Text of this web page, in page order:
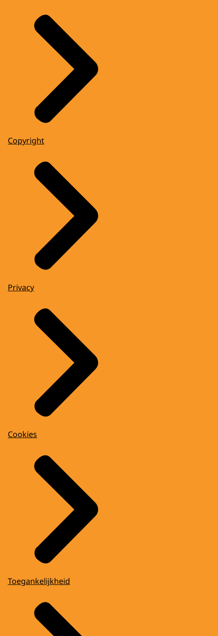
Copyright
Privacy
Cookies
Toegankelijkheid